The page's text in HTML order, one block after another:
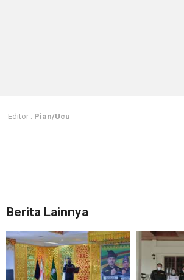
Editor : Pian/Ucu
Berita Lainnya